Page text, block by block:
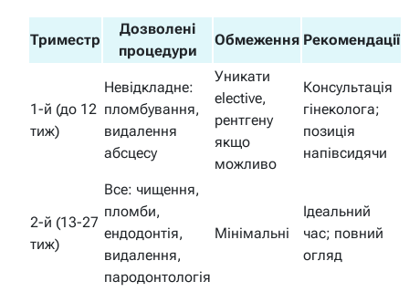
Триместр
Дозволені
процедури
Обмеження Рекомендації
1-й (до 12
тиж)
Невідкладне:
пломбування,
видалення
абсцесу
Уникати
elective,
рентгену
якщо
можливо
Консультація
гінеколога;
позиція
напівсидячи
2-й (13-27
тиж)
Все: чищення,
пломби,
ендодонтія,
видалення,
пародонтологія
Мінімальні
Ідеальний
час; повний
огляд